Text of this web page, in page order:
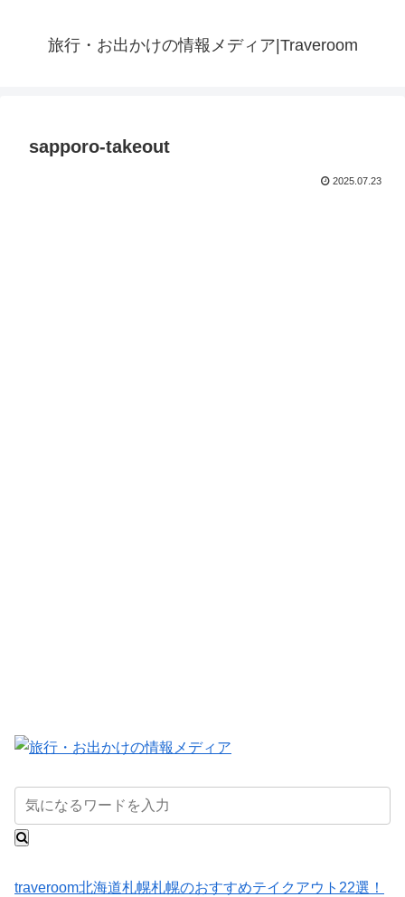
旅行・お出かけの情報メディア|Traveroom
sapporo-takeout
2025.07.23
traveroom北海道札幌札幌のおすすめテイクアウト22選！